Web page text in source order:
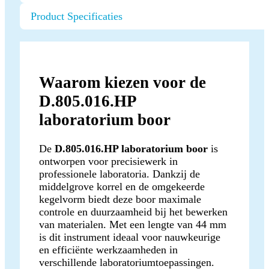
Product Specificaties
Waarom kiezen voor de
D.805.016.HP
laboratorium boor
De D.805.016.HP laboratorium boor is
ontworpen voor precisiewerk in
professionele laboratoria. Dankzij de
middelgrove korrel en de omgekeerde
kegelvorm biedt deze boor maximale
controle en duurzaamheid bij het bewerken
van materialen. Met een lengte van 44 mm
is dit instrument ideaal voor nauwkeurige
en efficiënte werkzaamheden in
verschillende laboratoriumtoepassingen.